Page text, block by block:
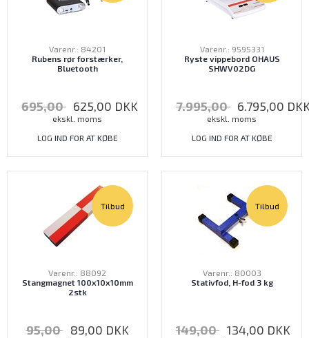
Varenr.: 84201
Rubens rør forstærker,
Bluetooth
695,00 625,00 DKK
ekskl. moms
LOG IND FOR AT KØBE
Varenr.: 9595331
Ryste vippebord OHAUS
SHWV02DG
7.995,00 6.795,00
ekskl. moms
LOG IND FOR AT KØBE
Tilbud
Varenr.: 88092
Stangmagnet 100x10x10mm
2stk
95,00 89,00 DKK
Tilbud
Varenr.: 80003
Stativfod, H-fod 3 kg
149,00 134,00 DKK